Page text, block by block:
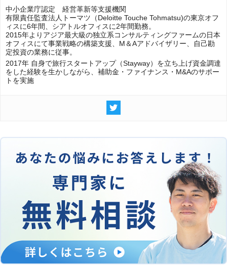
中小企業庁認定 経営革新等支援機関
有限責任監査法人トーマツ（Deloitte Touche Tohmatsu)の東京オフ
ィスに6年間、シアトルオフィスに2年間勤務。
2015年よりアジア最大級の独立系コンサルティングファームの日本
オフィスにて事業戦略の構築支援、M＆Aアドバイザリー、自己勘
定投資の業務に従事。
2017年 自身で旅行スタートアップ（Stayway）を立ち上げ資金調達
をした経験を生かしながら、補助金・ファイナンス・M&Aのサポー
トを実施